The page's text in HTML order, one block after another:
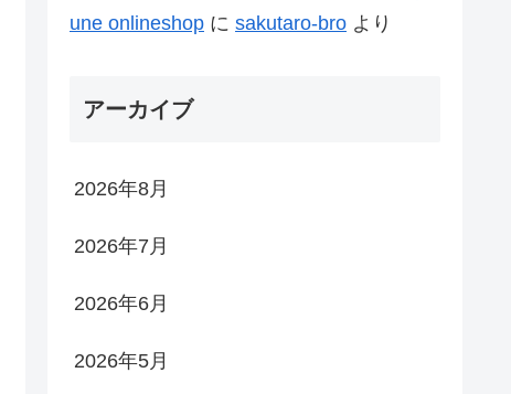
une onlineshop に sakutaro-bro より
アーカイブ
2026年8月
2026年7月
2026年6月
2026年5月